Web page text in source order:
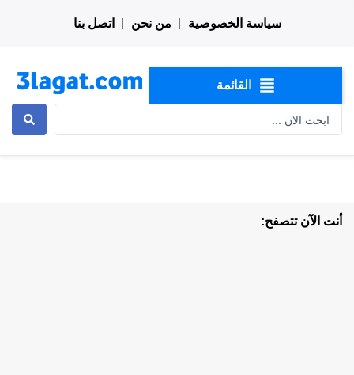
سياسة الخصوصية من نحن اتصل بنا
القائمة
أنت الآن تتصفح: